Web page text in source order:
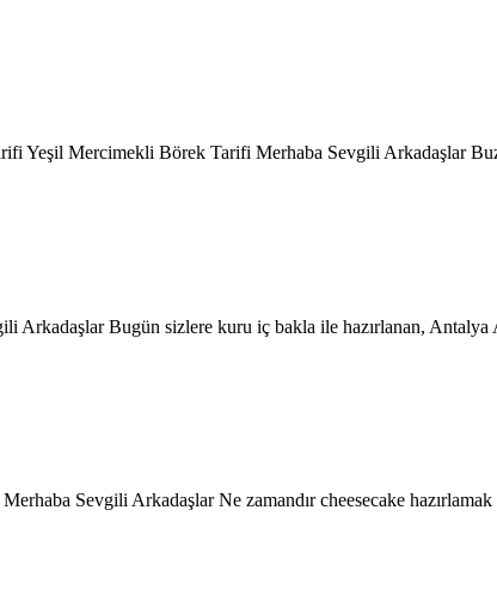
Yeşil Mercimekli Börek Tarifi Merhaba Sevgili Arkadaşlar
Arkadaşlar Bugün sizlere kuru iç bakla ile hazırlanan,
Sevgili Arkadaşlar Ne zamandır cheesecake